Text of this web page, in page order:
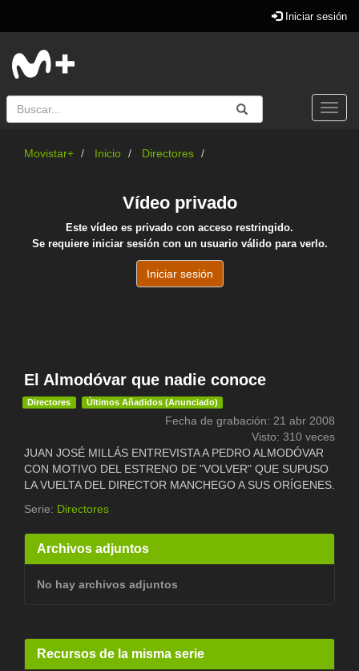
Iniciar sesión
Buscar Enviar
Buscar
Movistar+ Inicio Directores
El Almodóvar que nadie conoce
Directores Últimos Añadidos (Anunciado)
Fecha de grabación: 21 abr 2008
Visto: 310 veces
JUAN JOSÉ MILLÁS ENTREVISTA A PEDRO ALMODÓVAR
CON MOTIVO DEL ESTRENO DE "VOLVER" QUE SUPUSO
LA VUELTA DEL DIRECTOR MANCHEGO A SUS ORÍGENES.
Serie: Directores
Archivos adjuntos
No hay archivos adjuntos
Recursos de la misma serie